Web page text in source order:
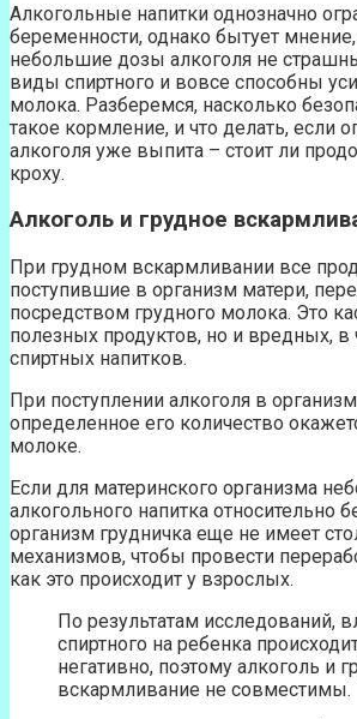
Алкогольные напитки однозначно
беременности, однако бытует
небольшие дозы алкоголя не
виды спиртного и вовсе способны
молока. Разберемся, насколько
такое кормление, и что делать, если
алкоголя уже выпита – стоит ли
кроху.
Алкоголь и грудное
При грудном вскармливании все
поступившие в организм матери,
посредством грудного молока. Это
полезных продуктов, но и вредных, в
спиртных напитков.
При поступлении алкоголя в
определенное его количество
молоке.
Если для материнского организма
алкогольного напитка относительно
организм грудничка еще не имеет
механизмов, чтобы провести
как это происходит у взрослых.
По результатам исследований,
спиртного на ребенка
негативно, поэтому алкоголь и
вскармливание не совместимы.